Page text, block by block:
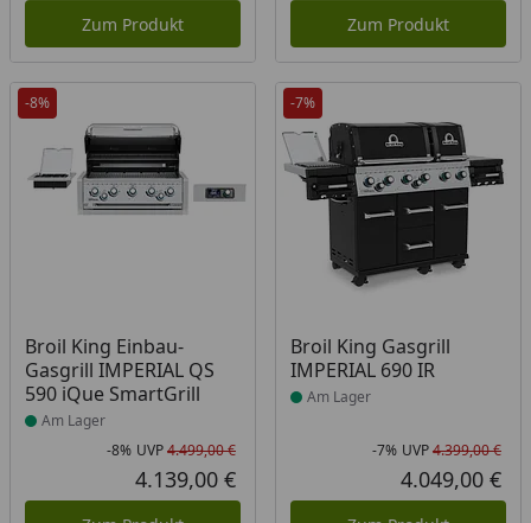
Zum Produkt Zum Produkt
-8%
Broil King Einbau-
Gasgrill IMPERIAL QS
590 iQue SmartGrill
Produkt am Lager
Am Lager
Rabatt in Prozent
-8%
Ursprünglicher Preis
UVP4.499,00 €
Aktueller Preis
4.139,00 €
-7%
Broil King Gasgrill
IMPERIAL 690 IR
Produkt am Lager
Am Lager
-7% UVP4.399,00 €
4.049,00 €